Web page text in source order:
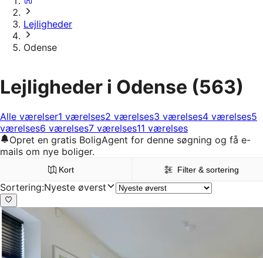
Lejligheder
Odense
Lejligheder i Odense (563)
Alle værelser1 værelses2 værelses3 værelses4 værelses5
værelses6 værelses7 værelses11 værelses
Opret en gratis BoligAgent for denne søgning og få e-
mails om nye boliger.
Kort Filter & sortering
Sortering:Nyeste øverst